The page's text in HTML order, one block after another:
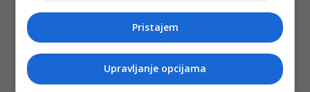
Pristajem
Upravljanje opcijama